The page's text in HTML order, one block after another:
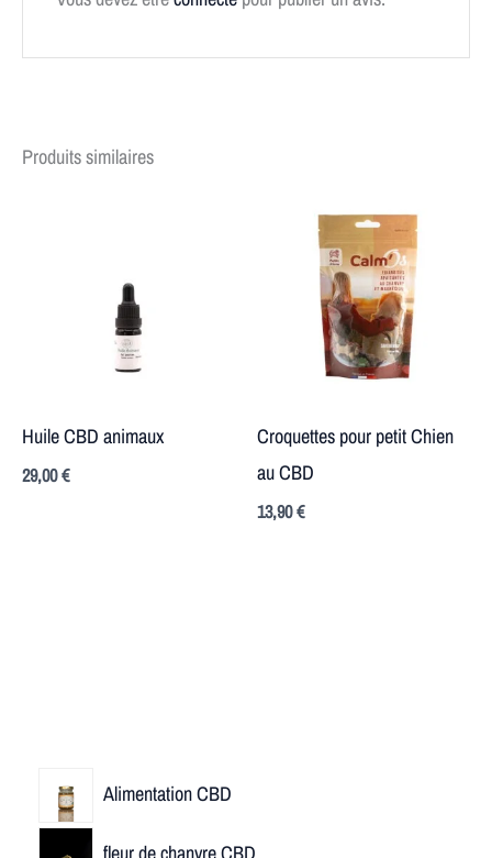
Alimentation CBD
Produits similaires
Huile CBD animaux
29,00€
Croquettes pour petit Chien
au CBD
13,90€